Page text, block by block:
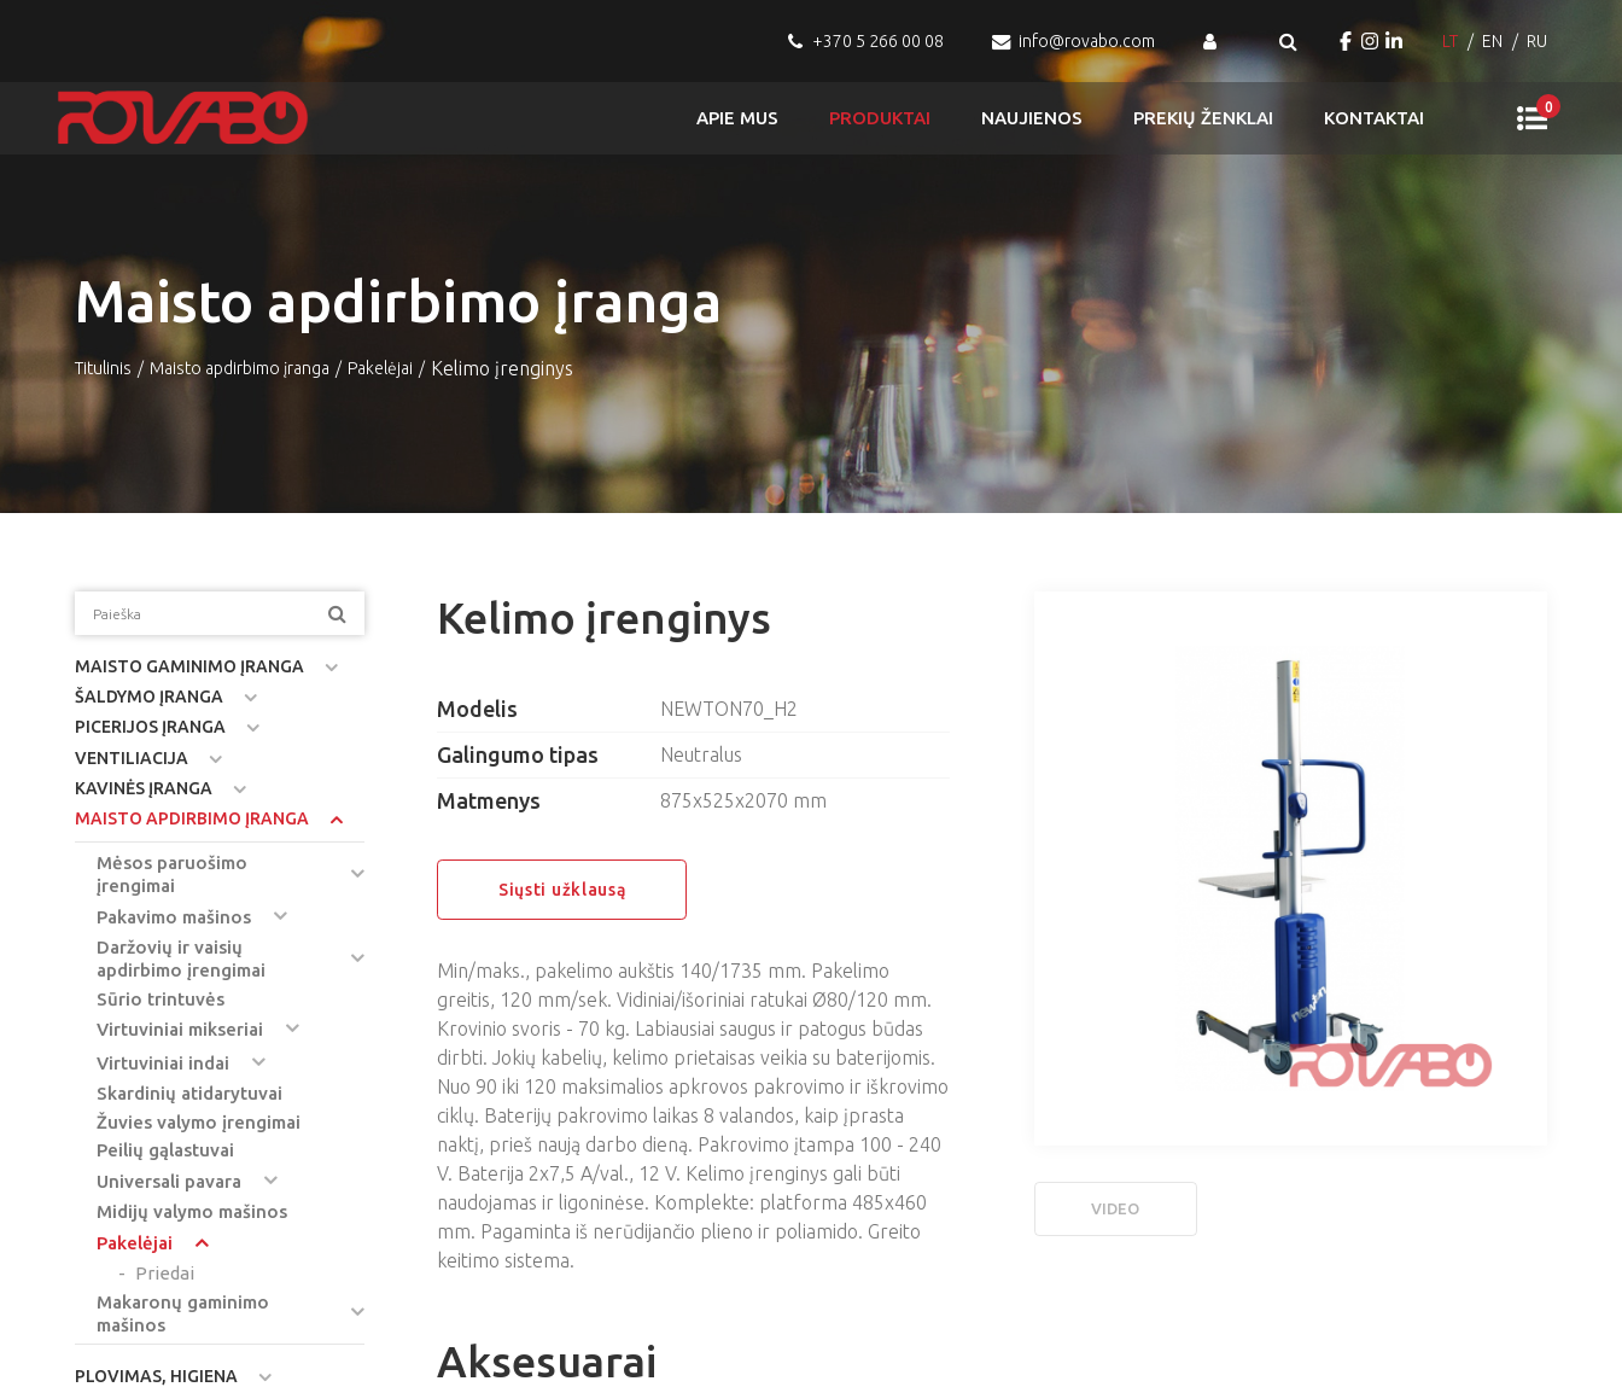
+370 5 266 00 08 info@rovabo.com LT EN RU
APIE MUS PRODUKTAI NAUJIENOS PREKIŲ ŽENKLAI KONTAKTAI
0
Maisto apdirbimo įranga
Titulinis Maisto apdirbimo įranga Pakelėjai Kelimo įrenginys
MAISTO GAMINIMO ĮRANGA
ŠALDYMO ĮRANGA
PICERIJOS ĮRANGA
VENTILIACIJA
KAVINĖS ĮRANGA
MAISTO APDIRBIMO ĮRANGA
Mėsos paruošimo
įrengimai
Pakavimo mašinos
Daržovių ir vaisių
apdirbimo įrengimai
Sūrio trintuvės
Virtuviniai mikseriai
Virtuviniai indai
Skardinių atidarytuvai
Žuvies valymo įrengimai
Peilių gąlastuvai
Universali pavara
Midijų valymo mašinos
Pakelėjai
Priedai
Makaronų gaminimo
mašinos
PLOVIMAS, HIGIENA
Kelimo įrenginys
Modelis NEWTON70_H2
Galingumo tipas Neutralus
Matmenys 875x525x2070 mm
Siųsti užklausą
Min/maks., pakelimo aukštis 140/1735 mm. Pakelimo
greitis, 120 mm/sek. Vidiniai/išoriniai ratukai Ø80/120 mm.
Krovinio svoris - 70 kg. Labiausiai saugus ir patogus būdas
dirbti. Jokių kabelių, kelimo prietaisas veikia su baterijomis.
Nuo 90 iki 120 maksimalios apkrovos pakrovimo ir iškrovimo
ciklų. Baterijų pakrovimo laikas 8 valandos, kaip įprasta
naktį, prieš naują darbo dieną. Pakrovimo įtampa 100 - 240
V. Baterija 2x7,5 A/val., 12 V. Kelimo įrenginys gali būti
naudojamas ir ligoninėse. Komplekte: platforma 485x460
mm. Pagaminta iš nerūdijančio plieno ir poliamido. Greito
keitimo sistema.
VIDEO
Aksesuarai